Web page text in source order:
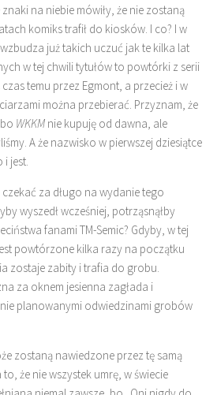
na niebie mówiły, że nie zostaną
komiks trafił do kiosków. I co? I w
już takich uczuć jak te kilka lat
w tej chwili tytułów to powtórki z serii
temu przez Egmont, a przecież i w
można przebierać. Przyznam, że
WKKM nie kupuję od dawna, ale
A że nazwisko w pierwszej dziesiątce
jest.
za długo na wydanie tego
wyszedł wcześniej, potrząsnąłby
fanami TM-Semic? Gdyby, w tej
powtórzone kilka razy na początku
zostaje zabity i trafia do grobu.
za oknem jesienna zagłada i
planowanymi odwiedzinami grobów
zostaną nawiedzone przez tę samą
że nie wszystek umrę, w świecie